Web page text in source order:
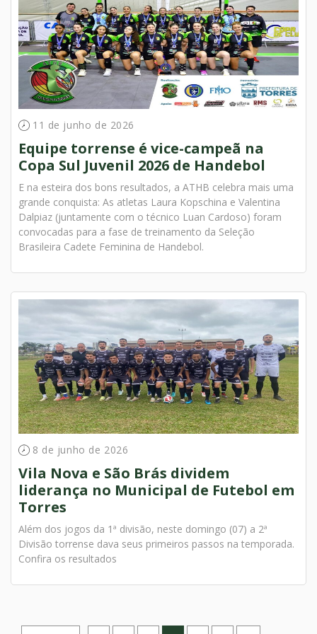
11 de junho de 2026
Equipe torrense é vice-campeã na
Copa Sul Juvenil 2026 de Handebol
E na esteira dos bons resultados, a ATHB celebra mais uma
grande conquista: As atletas Laura Kopschina e Valentina
Dalpiaz (juntamente com o técnico Luan Cardoso) foram
convocadas para a fase de treinamento da Seleção
Brasileira Cadete Feminina de Handebol.
8 de junho de 2026
Vila Nova e São Brás dividem
liderança no Municipal de Futebol em
Torres
Além dos jogos da 1ª divisão, neste domingo (07) a 2ª
Divisão torrense dava seus primeiros passos na temporada.
Confira os resultados